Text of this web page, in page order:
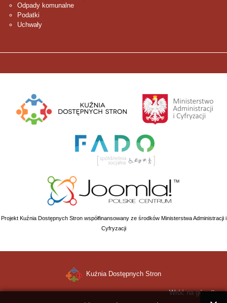
Odpady komunalne
Podatki
Uchwały
Projekt Kuźnia Dostępnych Stron współfinansowany ze środków Ministerstwa Administracji i
Cyfryzacji
Kuźnia Dostępnych Stron
Wróć na górę